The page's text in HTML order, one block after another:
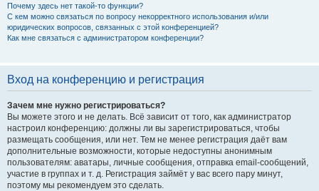
Почему здесь нет такой-то функции?
С кем можно связаться по вопросу некорректного использования и/или
юридических вопросов, связанных с этой конференцией?
Как мне связаться с администратором конференции?
Вход на конференцию и регистрация
Зачем мне нужно регистрироваться?
Вы можете этого и не делать. Всё зависит от того, как администратор
настроил конференцию: должны ли вы зарегистрироваться, чтобы
размещать сообщения, или нет. Тем не менее регистрация даёт вам
дополнительные возможности, которые недоступны анонимным
пользователям: аватары, личные сообщения, отправка email-сообщений,
участие в группах и т. д. Регистрация займёт у вас всего пару минут,
поэтому мы рекомендуем это сделать.